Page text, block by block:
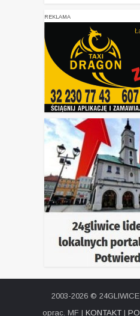
REKLAMA
2003-2026 ©
oprac. MF | KONTAKT|